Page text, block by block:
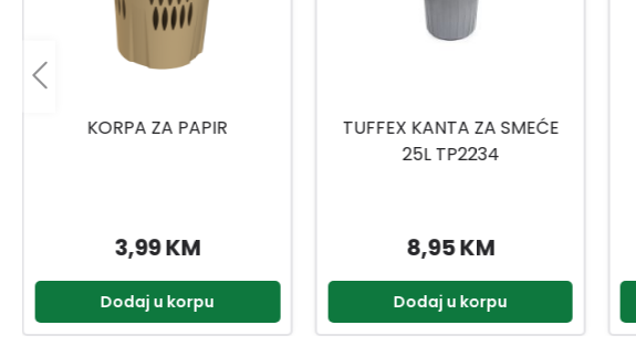
TUFFEX KANTA ZA SMEĆE
8,95 KM
Dodaj u korpu
PLASTOFLEX KANTA ZA
SMEĆE 24L
10,55 KM
Dodaj u korpu